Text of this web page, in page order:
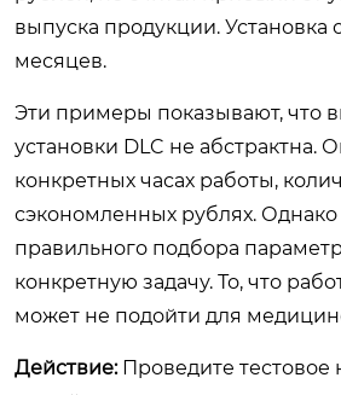
выпуска продукции. Установка
месяцев.
Эти примеры показывают, что
установки DLC не абстрактна.
конкретных часах работы,
сэкономленных рублях. Однако
правильного подбора
конкретную задачу. То, что
может не подойти для
Действие:Проведите тестовое